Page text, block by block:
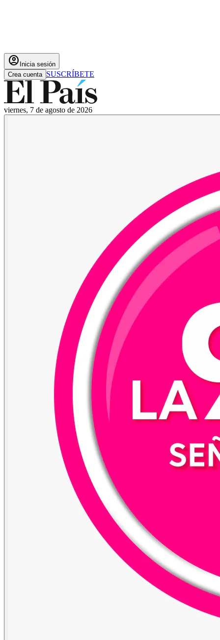
account_circle Inicia sesión
Crea cuenta SUSCRÍBETE
viernes, 7 de agosto de 2026